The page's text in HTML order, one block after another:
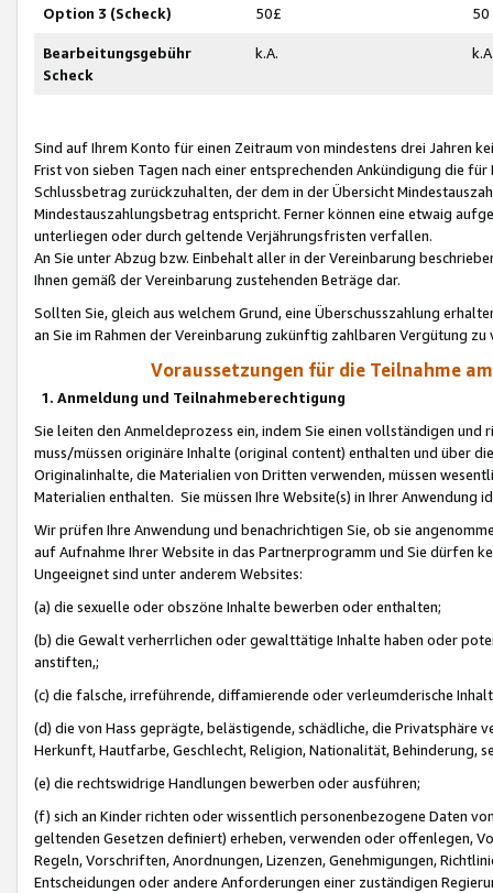
Option 3 (Scheck) 50£ 50
Bearbeitungsgebühr
Scheck
k.A.
Sind auf Ihrem Konto für einen Zeitraum von mindestens drei Jahren
Frist von sieben Tagen nach einer entsprechenden Ankündigung die
Schlussbetrag zurückzuhalten, der dem in der Übersicht
Mindestauszahlungsbetrag entspricht. Ferner können eine etwaig
unterliegen oder durch geltende Verjährungsfristen verfallen.
An Sie unter Abzug bzw. Einbehalt aller in der Vereinbarung
Ihnen gemäß der Vereinbarung zustehenden Beträge dar.
Sollten Sie, gleich aus welchem Grund, eine Überschusszahlung
an Sie im Rahmen der Vereinbarung zukünftig zahlbaren Vergütung zu
Voraussetzungen für die Teilnahme
1. Anmeldung und Teilnahmeberechtigung
Sie leiten den Anmeldeprozess ein, indem Sie einen vollständigen
muss/müssen originäre Inhalte (original content) enthalten und über
Originalinhalte, die Materialien von Dritten verwenden, müssen
Materialien enthalten. Sie müssen Ihre Website(s) in Ihrer Anwendung
Wir prüfen Ihre Anwendung und benachrichtigen Sie, ob sie
auf Aufnahme Ihrer Website in das Partnerprogramm und Sie dürfen
Ungeeignet sind unter anderem Websites:
(a) die sexuelle oder obszöne Inhalte bewerben oder enthalten;
(b) die Gewalt verherrlichen oder gewalttätige Inhalte haben oder
anstiften,;
(c) die falsche, irreführende, diffamierende oder verleumderische
(d) die von Hass geprägte, belästigende, schädliche, die Privatsphäre
Herkunft, Hautfarbe, Geschlecht, Religion, Nationalität, Behinderung,
(e) die rechtswidrige Handlungen bewerben oder ausführen;
(f) sich an Kinder richten oder wissentlich personenbezogene Daten
geltenden Gesetzen definiert) erheben, verwenden oder offenlegen,
Regeln, Vorschriften, Anordnungen, Lizenzen, Genehmigungen,
Entscheidungen oder andere Anforderungen einer zuständigen